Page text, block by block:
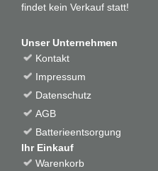
findet kein Verkauf statt!
Unser Unternehmen
Kontakt
Impressum
Datenschutz
AGB
Batterieentsorgung
Ihr Einkauf
Warenkorb